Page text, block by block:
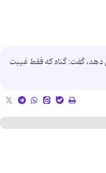
دهد، گفت: گناه که فقط غیبت